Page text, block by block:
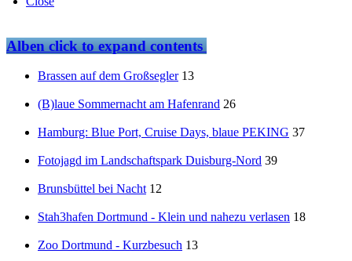
Albenclick to expand contents
Brassen auf dem Großsegler 13
(B)laue Sommernacht am Hafenrand 26
Hamburg: Blue Port, Cruise Days, blaue PEKING 37
Fotojagd im Landschaftspark Duisburg-Nord 39
Brunsbüttel bei Nacht 12
Stah3hafen Dortmund - Klein und nahezu verlasen 18
Zoo Dortmund - Kurzbesuch 13